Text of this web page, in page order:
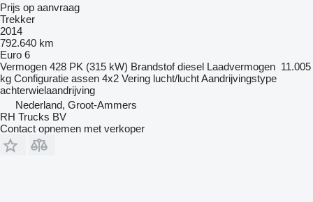
Prijs op aanvraag
Trekker
2014
792.640 km
Euro 6
Vermogen 428 PK (315 kW) Brandstof diesel Laadvermogen 11.005
kg Configuratie assen 4x2 Vering lucht/luchtAandrijvingstype
achterwielaandrijving
Nederland, Groot-Ammers
RH Trucks BV
Contact opnemen met verkoper